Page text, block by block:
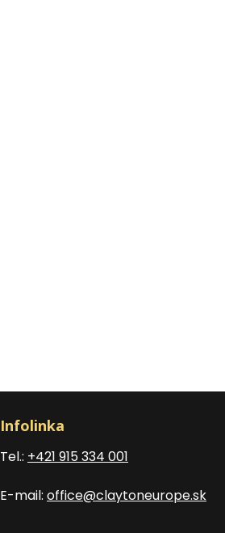
Infolinka
Tel.: +421 915 334 001
E-mail: office@claytoneurope.sk